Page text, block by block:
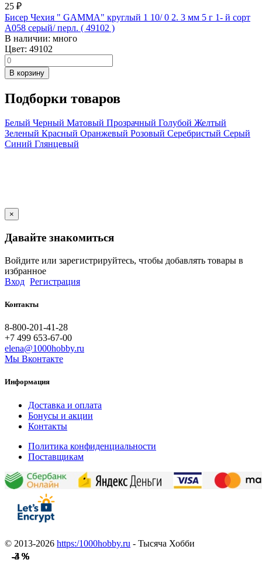
-3 %
-3 %
-3 %
-3 %
-3 %
-3 %
-4 %
-4 %
-4 %
-4 %
25 ₽
Бисер Чехия " GAMMA" круглый 1 10/ 0 2. 3 мм 5 г 1- й сорт
A058 серый/ перл. ( 49102 )
В наличии: много
Цвет: 49102
В корзину
Подборки товаров
Белый Черный Матовый Прозрачный Голубой Желтый
Зеленый Красный Оранжевый Розовый Серебристый Серый
Синий Глянцевый
×
Давайте знакомиться
Войдите или зарегистрируйтесь, чтобы добавлять товары в
избранное
Вход Регистрация
Контакты
8-800-201-41-28
+7 499 653-67-00
elena@1000hobby.ru
Мы Вконтакте
Информация
Доставка и оплата
Бонусы и акции
Контакты
Политика конфиденциальности
Поставщикам
© 2013-2026 https:/1000hobby.ru - Тысяча Хобби